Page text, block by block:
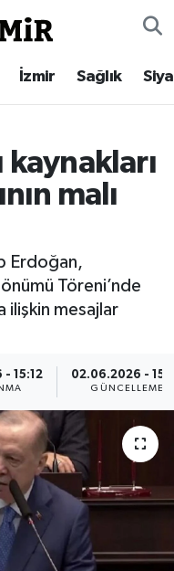
İzmir Sağlık
malı
Erdoğan,
Töreni’nde
ilişkin mesajlar
15:12 02.06.2026 -
GÜNCELLEME
Fikstür